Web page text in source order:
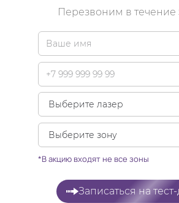
Перезвоним в течение
*В акцию входят не все зоны
Записаться на